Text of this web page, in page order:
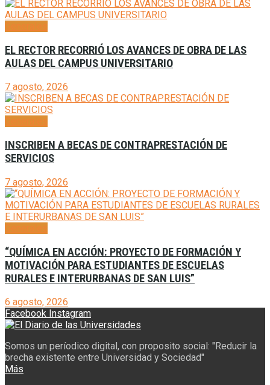
EL RECTOR RECORRIÓ LOS AVANCES DE OBRA DE LAS
AULAS DEL CAMPUS UNIVERSITARIO
7 agosto, 2026
INSCRIBEN A BECAS DE CONTRAPRESTACIÓN DE
SERVICIOS
7 agosto, 2026
“QUÍMICA EN ACCIÓN: PROYECTO DE FORMACIÓN Y
MOTIVACIÓN PARA ESTUDIANTES DE ESCUELAS
RURALES E INTERURBANAS DE SAN LUIS”
6 agosto, 2026
Facebook Instagram
Somos un períodico digital, con proposito social: "Reducir la
brecha existente entre Universidad y Sociedad"
Más